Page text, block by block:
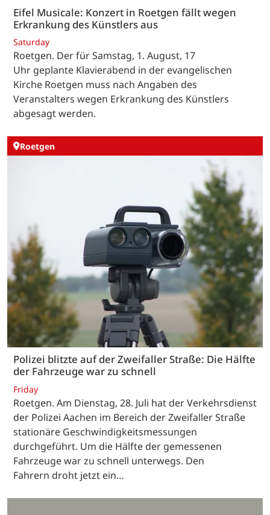
Eifel Musicale: Konzert in Roetgen fällt wegen
Erkrankung des Künstlers aus
Saturday
Roetgen. Der für Samstag, 1. August, 17
Uhr geplante Klavierabend in der evangelischen
Kirche Roetgen muss nach Angaben des
Veranstalters wegen Erkrankung des Künstlers
abgesagt werden.
Roetgen
Polizei blitzte auf der Zweifaller Straße: Die Hälfte
der Fahrzeuge war zu schnell
Friday
Roetgen. Am Dienstag, 28. Juli hat der Verkehrsdienst
der Polizei Aachen im Bereich der Zweifaller Straße
stationäre Geschwindigkeitsmessungen
durchgeführt. Um die Hälfte der gemessenen
Fahrzeuge war zu schnell unterwegs. Den
Fahrern droht jetzt ein…